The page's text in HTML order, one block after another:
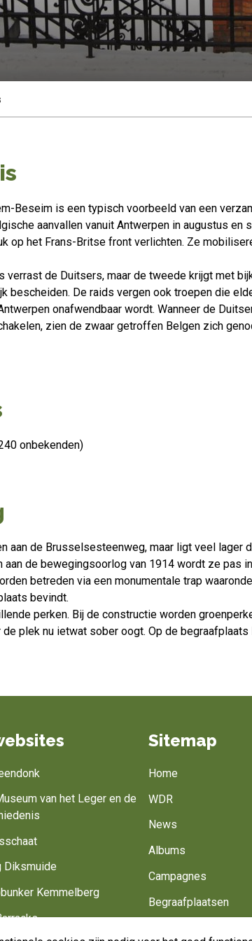
Beseim is een typisch voorbeeld van een
aanvallen vanuit Antwerpen in augustus
op het Frans-Britse front verlichten. Ze
verrast de Duitsers, maar de tweede krijgt met
bescheiden. De raids vergen ook troepen die
onafwendbaar wordt. Wanneer de
zien de zwaar getroffen Belgen zich
onbekenden)
aan de Brusselsesteenweg, maar ligt veel lager
de bewegingsoorlog van 1914 wordt ze pas
betreden via een monumentale trap
bevindt.
perken. Bij de constructie worden
plek nu ietwat sober oogt. Op de
van het Leger en de
Diksmuide
Kemmelberg
Sitemap
Home
WDR
News
Albums
Campagnes
Begraafplaatsen